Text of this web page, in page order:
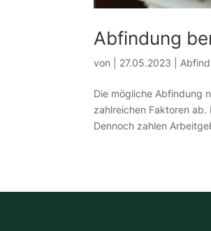
Abfindung
von 27.05.2023
Die mögliche Abfindung
zahlreichen Faktoren
Dennoch zahlen